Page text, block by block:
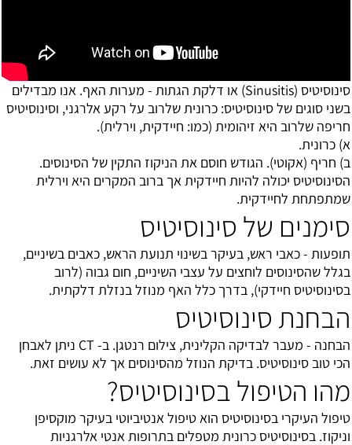
סינוסיטיס (Sinusitis) או דלקת הגתות - מערות האף. אנו מבדילים
בשני סוגים של סינוסיטיס: כרונית שלרוב על רקע אלרגני, וסינוסיטיס
חריפה שלרוב היא זיהומית (כמו: חיידקית, וירלית).
א) כרונית.
ב) חריף (אקוטי). הגודש חוסם את הניקוז התקין של הסינוסים.
הסינוסיטיס יכולה להיות חיידקית אך ברוב המקרים היא וירלית
שמתפתחת לחיידקית.
סימנים של סינוסיטיס
תופעות - כאבי ראש, בעיקר בשינוי תנועת הראש, כאבים בשיניים,
בגלל שהסינוסים לוחצים על עצבי השיניים, חום גבוה (לרוב
בסינוסיטיס חיידקי), בדרך כלל האף מנוזל בנזלת דלקתית.
הבחנת סינוסיטיס
הבחנה - מעבר לבדיקה הקלינית, צילום רנטגן. ב- CT ניתן לאבחן
הכי טוב סינוסיטיס. בדיקת הנוזל מהסינוסים אך לא עושים זאת.
מהו הטיפול בסינוסיטיס?
טיפול העיקרי בסינוסיטיס הוא טיפול אנטיביוטי בעיקר מוקסיפן
וניקוז. בסינוסיטיס כרונית מטפלים בתרופות אנטי אלרגניות